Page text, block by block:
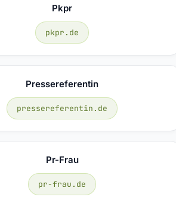
Pkpr
pkpr.de
Pressereferentin
pressereferentin.de
Pr-Frau
pr-frau.de